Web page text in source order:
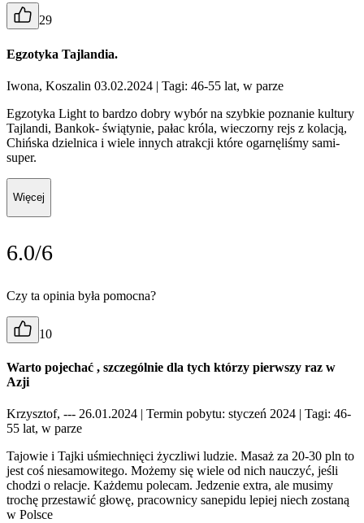
29
Egzotyka Tajlandia.
Iwona, Koszalin 03.02.2024 | Tagi: 46-55 lat, w parze
Egzotyka Light to bardzo dobry wybór na szybkie poznanie kultury
Tajlandi, Bankok- świątynie, pałac króla, wieczorny rejs z kolacją,
Chińska dzielnica i wiele innych atrakcji które ogarnęliśmy sami-
super.
Więcej
6.0/6
Czy ta opinia była pomocna?
10
Warto pojechać , szczególnie dla tych którzy pierwszy raz w
Azji
Krzysztof, --- 26.01.2024 | Termin pobytu: styczeń 2024 | Tagi: 46-
55 lat, w parze
Tajowie i Tajki uśmiechnięci życzliwi ludzie. Masaż za 20-30 pln to
jest coś niesamowitego. Możemy się wiele od nich nauczyć, jeśli
chodzi o relacje. Każdemu polecam. Jedzenie extra, ale musimy
trochę przestawić głowę, pracownicy sanepidu lepiej niech zostaną
w Polsce